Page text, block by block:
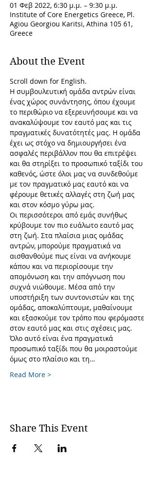
01 Φεβ 2022, 6:30 μ.μ. – 9:30 μ.μ.
Institute of Core Energetics Greece, Pl.
Agiou Georgiou Karitsi, Athina 105 61,
Greece
About the Event
Scroll down for English.
Η συμβουλευτική ομάδα αντρών είναι
ένας χώρος συνάντησης, όπου έχουμε
το περιθώριο να εξερευνήσουμε και να
ανακαλύψουμε τον εαυτό μας και τις
πραγματικές δυνατότητές μας. Η ομάδα
έχει ως στόχο να δημιουργήσει ένα
ασφαλές περιβάλλον που θα επιτρέψει
και θα στηρίξει το προσωπικό ταξίδι του
καθενός, ώστε όλοι μας να συνδεθούμε
με τον πραγματικό μας εαυτό και να
φέρουμε θετικές αλλαγές στη ζωή μας
και στον κόσμο γύρω μας.
Οι περισσότεροι από εμάς συνήθως
κρύβουμε τον πιο ευάλωτο εαυτό μας
στη ζωή. Στα πλαίσια μιας ομάδας
αντρών, μπορούμε πραγματικά να
αισθανθούμε πως είναι να ανήκουμε
κάπου και να περιορίσουμε την
απομόνωση και την απόγνωση που
συχνά νιώθουμε. Μέσα από την
υποστήριξη των συντονιστών και της
ομάδας, αποκαλύπτουμε, μαθαίνουμε
και εξασκούμε τον τρόπο που φερόμαστε
στον εαυτό μας και στις σχέσεις μας.
Όλο αυτό είναι ένα πραγματικά
προσωπικό ταξίδι που θα μοιραστούμε
όμως στο πλαίσιο και τη…
Read More >
Share This Event